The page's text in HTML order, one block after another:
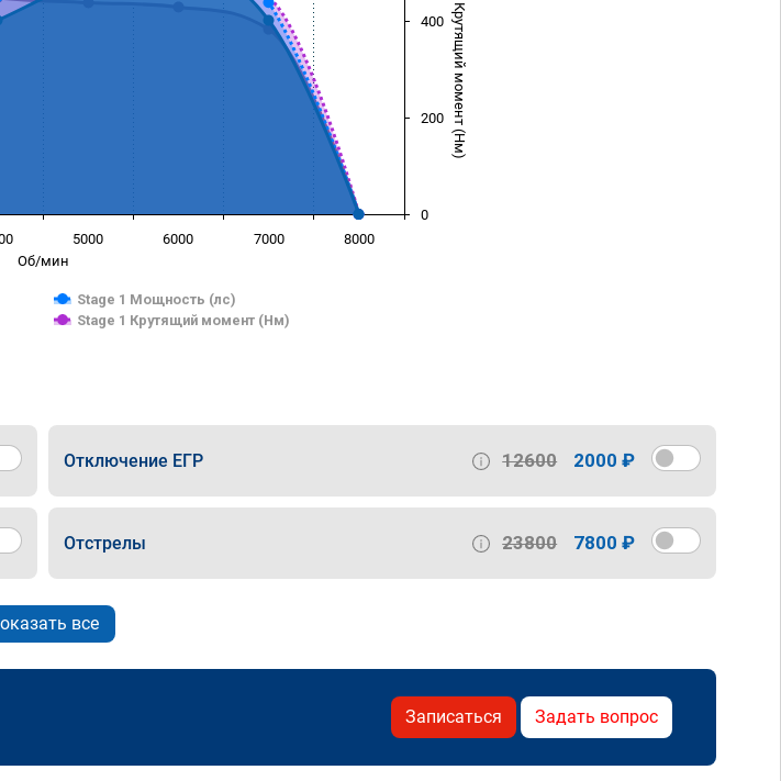
Об/мин
Крутящий момент (Нм)
Stage 1 Мощность (лс)
Stage 1 Крутящий момент (Нм)
5000 6000 7000 8000
0
200
400
Отключение ЕГР 12600 2000 ₽
Отстрелы 23800 7800 ₽
все
Записаться Задать вопрос